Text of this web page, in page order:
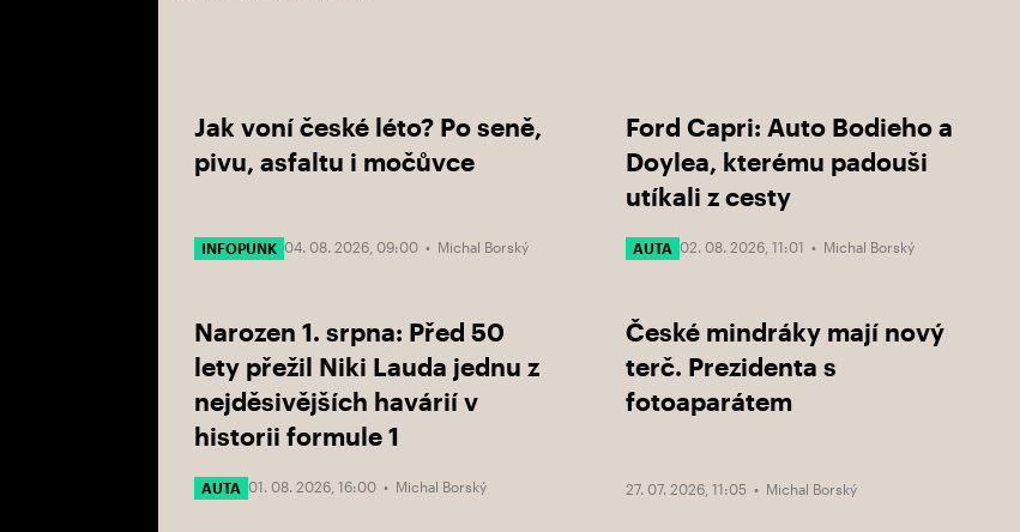
Jak voní české léto? Po seně,
pivu, asfaltu i močůvce
INFOPUNK 04. 08. 2026, 09:00 • Michal Borský
Ford Capri: Auto Bodieho a
Doylea, kterému padouši
utíkali z cesty
AUTA 02. 08. 2026, 11:01 • Michal Borský
Narozen 1. srpna: Před 50
lety přežil Niki Lauda jednu z
nejděsivějších havárií v
historii formule 1
AUTA 01. 08. 2026, 16:00 • Michal Borský
České mindráky mají nový
terč. Prezidenta s
fotoaparátem
27. 07. 2026, 11:05 • Michal Borský